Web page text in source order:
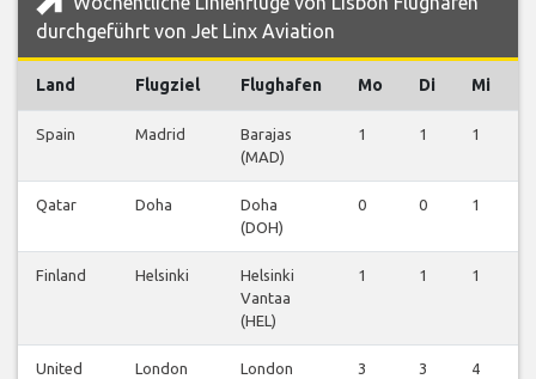
durchgeführt von Jet Linx Aviation
Land Flugziel Flughafen Mo Di Mi
Spain Madrid
Barajas
(MAD)
1 1 1
Qatar Doha
Doha
(DOH)
0 0 1
Finland Helsinki
Helsinki
Vantaa
(HEL)
1 1 1
United
London
London
3 3 4